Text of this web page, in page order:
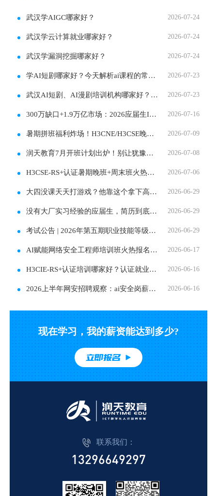
武汉学AIGC哪家好？ 2026-07-24
武汉学云计算就业哪家好？ 2026-07-24
武汉学漏洞挖掘哪家好？ 2026-07-24
学AI短剧哪家好？今天解析ai课程的常见问答 2026-07-23
武汉AI短剧、AI漫剧培训机构哪家好？AIGC影视商业 2026-07-23
300万缺口+1.9万亿市场：2026应届生IT入行全景指南 2026-07-16
暑期拼班福利炸场！H3CNE/H3CSE晚班+周末班，3人组 2026-07-09
润天教育7月开班计划出炉！别让犹豫拖慢你的脚 2026-07-08
H3CSE-RS+认证暑期晚班+周末班火热报名中！ 2026-07-06
大四没课天天打游戏？他靠这个拿下高薪Offer！ 2026-06-29
没有大厂实习经验的应届生，简历到底怎么写才 2026-06-29
考试公告 | 2026年第五期职业技能等级认定报名启 2026-06-29
AI赋能网络安全工程师培训班火热报名中！ 2026-06-17
H3CIE-RS+认证培训哪家好？认证就业两手抓 2026-06-16
2026上半年网安招聘观察：ai安全岗薪资再涨30%， 2026-06-16
现在学习，我的薪资能达到多少?
立即报名
联系我们：
13296649297